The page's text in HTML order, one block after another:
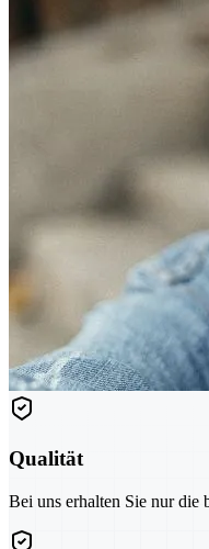
Qualität
Bei uns erhalten Sie nur die